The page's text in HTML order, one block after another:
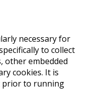
necessary for
to collect
other embedded
cookies. It is
prior to running